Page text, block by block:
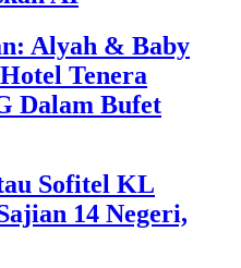
Alyah & Baby
Tenera
Dalam Bufet
Sofitel KL
14 Negeri,